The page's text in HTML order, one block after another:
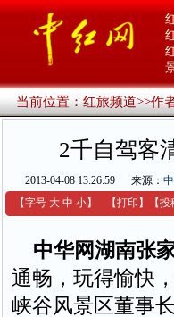
当前位置：红旅频道>>作
2千自驾客
2013-04-08 13:26:59 来源：
【字号 大 中 小】 【打印 】 【投
中华网湖南张
通畅，玩得愉快
峡谷风景区董事